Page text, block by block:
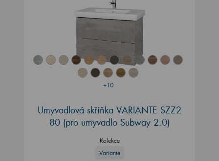
+10
Umyvadlová skříňka VARIANTE SZZ2
80 (pro umyvadlo Subway 2.0)
Kolekce
Variante